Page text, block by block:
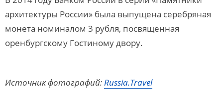
архитектуры России» была выпущена серебряная
монета номиналом 3 рубля, посвященная
оренбургскому Гостиному двору.
Источник фотографий:Russia.Travel